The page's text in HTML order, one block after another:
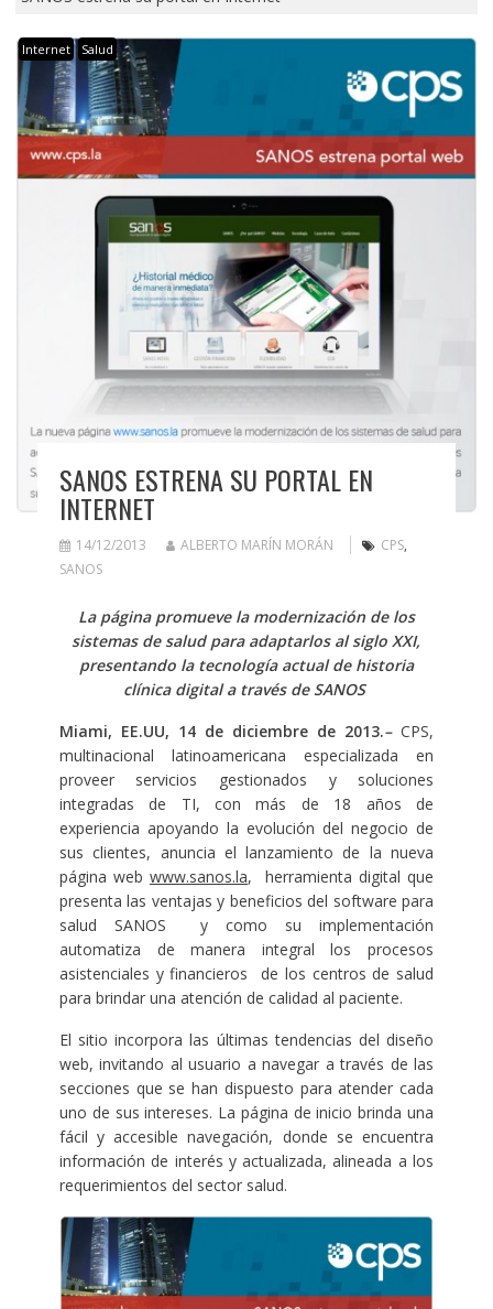
Internet Salud
SANOS ESTRENA SU PORTAL EN
INTERNET
14/12/2013 ALBERTO MARÍN MORÁN CPS,
SANOS
La página promueve la modernización de los
sistemas de salud para adaptarlos al siglo XXI,
presentando la tecnología actual de historia
clínica digital a través de SANOS
Miami, EE.UU, 14 de diciembre de 2013.–CPS,
multinacional latinoamericana especializada en
proveer servicios gestionados y soluciones
integradas de TI, con más de 18 años de
experiencia apoyando la evolución del negocio de
sus clientes, anuncia el lanzamiento de la nueva
página web www.sanos.la, herramienta digital que
presenta las ventajas y beneficios del software para
salud SANOS y como su implementación
automatiza de manera integral los procesos
asistenciales y financieros de los centros de salud
para brindar una atención de calidad al paciente.
El sitio incorpora las últimas tendencias del diseño
web, invitando al usuario a navegar a través de las
secciones que se han dispuesto para atender cada
uno de sus intereses. La página de inicio brinda una
fácil y accesible navegación, donde se encuentra
información de interés y actualizada, alineada a los
requerimientos del sector salud.